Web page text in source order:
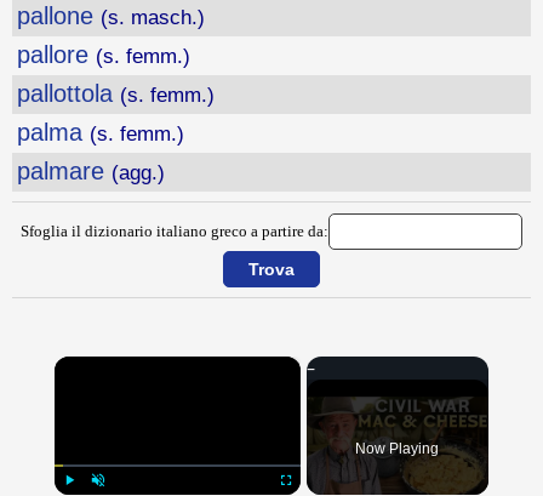
pallone (s. masch.)
pallore (s. femm.)
pallottola (s. femm.)
palma (s. femm.)
palmare (agg.)
Sfoglia il dizionario italiano greco a partire da:
×
Now Playing